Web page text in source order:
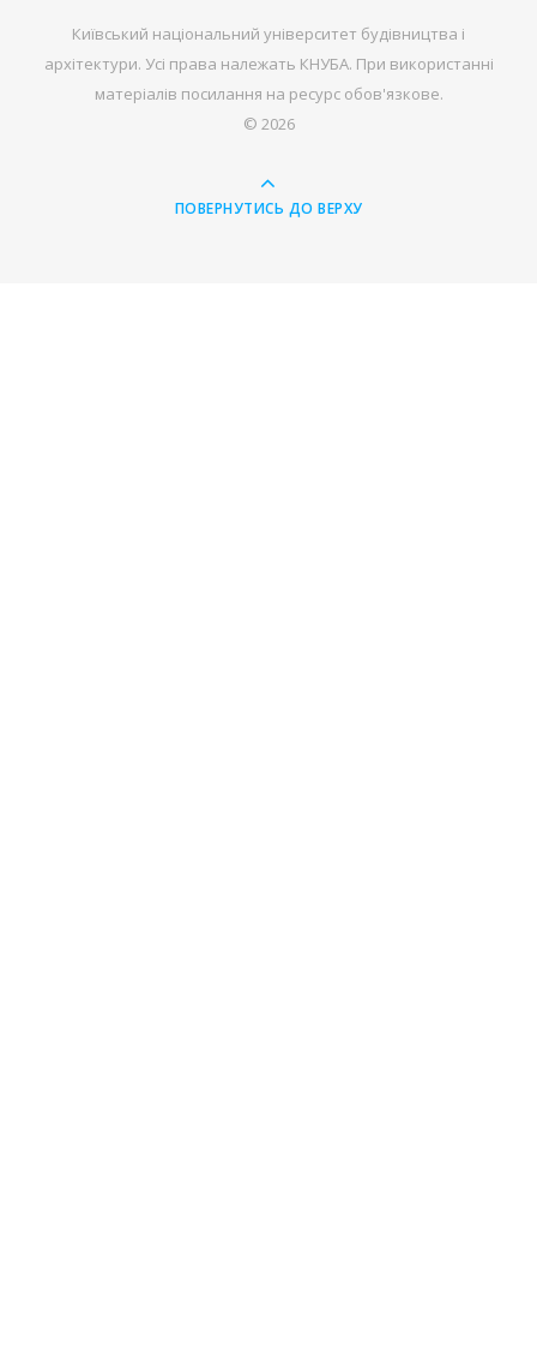
Київський національний університет будівництва і
архітектури. Усі права належать КНУБА. При використанні
матеріалів посилання на ресурс обов'язкове.
© 2026
ПОВЕРНУТИСЬ ДО ВЕРХУ